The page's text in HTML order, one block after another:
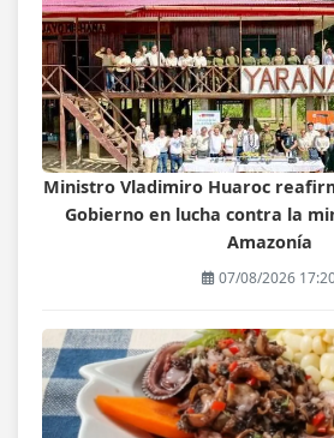
Ministro Vladimiro Huaroc
Gobierno en lucha contra la
Amazonía
07/08/2026